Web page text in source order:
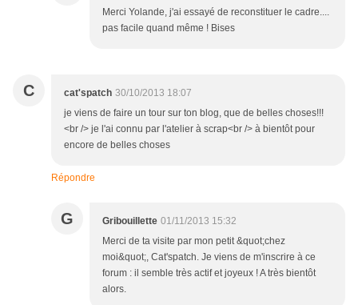
Merci Yolande, j'ai essayé de reconstituer le cadre....
pas facile quand même ! Bises
C cat'spatch 30/10/2013 18:07
je viens de faire un tour sur ton blog, que de belles choses!!!
<br /> je l'ai connu par l'atelier à scrap<br /> à bientôt pour
encore de belles choses
Répondre
G Gribouillette 01/11/2013 15:32
Merci de ta visite par mon petit &quot;chez
moi&quot;, Cat'spatch. Je viens de m'inscrire à ce
forum : il semble très actif et joyeux ! A très bientôt
alors.